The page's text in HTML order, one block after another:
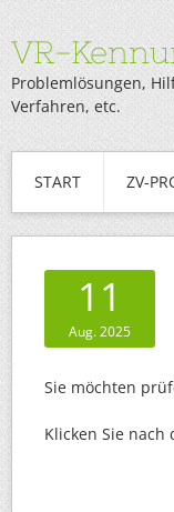
VR-
Problemlösungen,
Verfahren, etc.
START ZV-
11
Aug. 2025
Sie möchten
Klicken Sie